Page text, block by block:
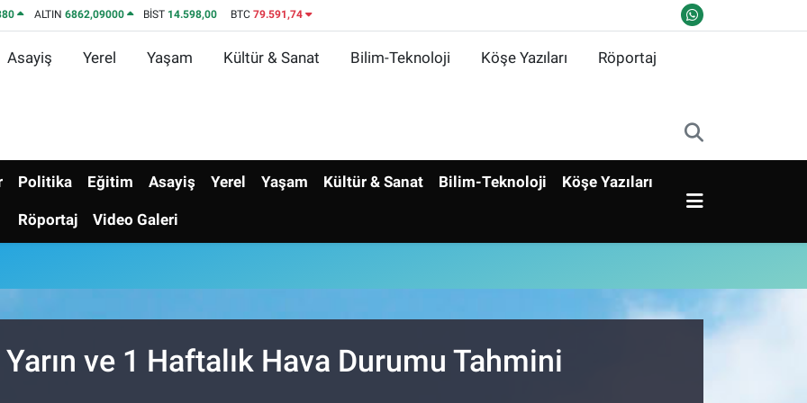
ALTIN 6862,09000 BİST 14.598,00 BTC 79.591,74
Asayiş Yerel Yaşam Kültür & Sanat Bilim-Teknoloji Köşe Yazıları Röportaj
Politika Eğitim Asayiş Yerel Yaşam Kültür & Sanat Bilim-Teknoloji Köşe Yazıları
Röportaj Video Galeri
ve 1 Haftalık Hava Durumu Tahmini